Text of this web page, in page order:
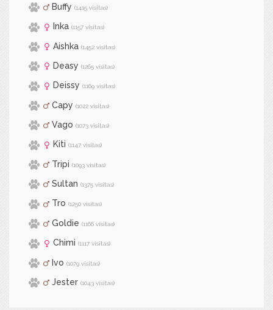
Buffy (1415 visitas)
Inka (1157 visitas)
Aishka (1452 visitas)
Deasy (1265 visitas)
Deissy (1169 visitas)
Capy (1022 visitas)
Vago (1073 visitas)
Kiti (1147 visitas)
Tripi (1093 visitas)
Sultan (1375 visitas)
Tro (1250 visitas)
Goldie (1166 visitas)
Chimi (1117 visitas)
Ivo (1079 visitas)
Jester (1043 visitas)